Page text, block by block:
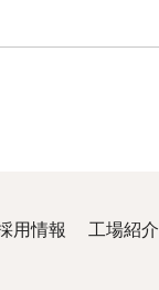
用情報 工場紹介